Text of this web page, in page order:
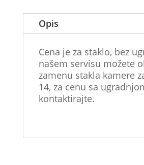
Opis
Cena je za staklo, bez
našem servisu možete
zamenu stakla kamere
14, za cenu sa
kontaktirajte.